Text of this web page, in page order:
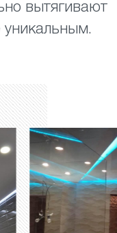
вытягивают
уникальным.